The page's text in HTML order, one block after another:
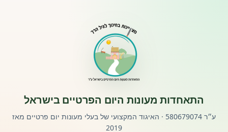
פורטל לוח מודעות דרושים עובדים
התאחדות מעונות היום הפרטיים בישראל
ע״ר 580679074 · האיגוד המקצועי של בעלי מעונות יום פרטיים מאז
2019